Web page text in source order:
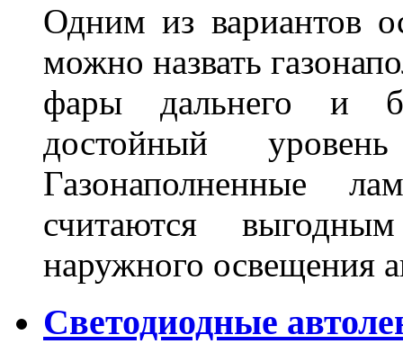
Одним из вариантов
можно назвать
фары дальнего и
достойный
Газонаполненные
считаются
наружного освещения
Светодиодные